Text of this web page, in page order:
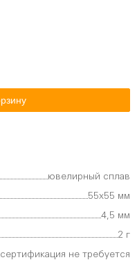
ювелирный сплав
55х55 мм
4,5 мм
2 г
сертификация не требуется